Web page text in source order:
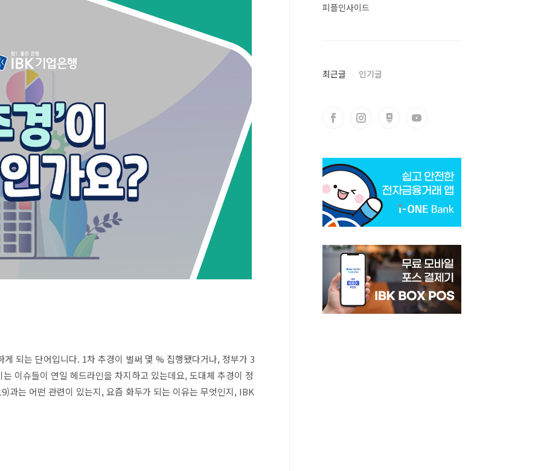
게 되는 단어입니다. 1차 추경이 벌써 몇 % 집행됐다거나, 정부가 3
이슈들이 연일 헤드라인을 차지하고 있는데요, 도대체 추경이 정
과는 어떤 관련이 있는지, 요즘 화두가 되는 이유는 무엇인지, IBK
피플인사이드
최근글 인기글